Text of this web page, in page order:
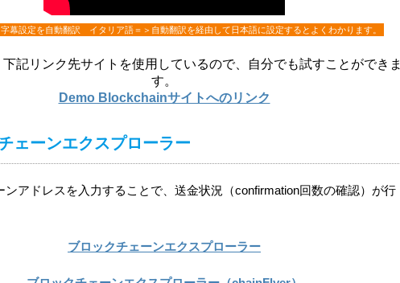
幕設定を自動翻訳 イタリア語＝＞自動翻訳を経由して日本語に設定するとよくわかります。
記リンク先サイトを使用しているので、自分でも試すことができま
す。
Demo Blockchainサイトへのリンク
ェーンエクスプローラー
ンアドレスを入力することで、送金状況（confirmation回数の確認）が行
ブロックチェーンエクスプローラー